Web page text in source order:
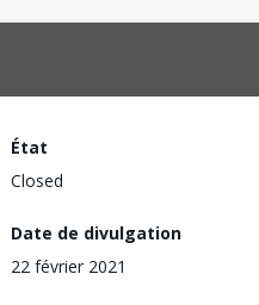
État
Closed
Date de divulgation
22 février 2021